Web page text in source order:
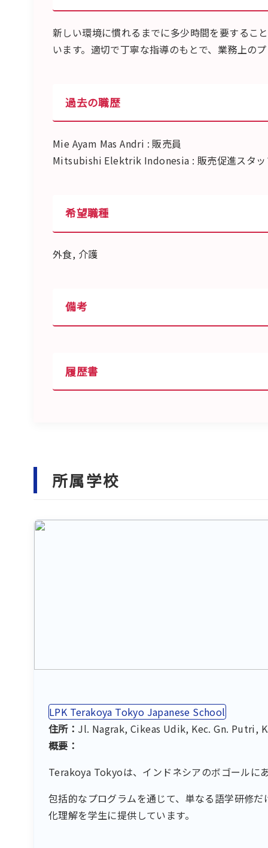
新しい環境に慣れるまでに多少時間を要するこ
います。適切で丁寧な指導のもとで、業務上の
過去の職歴
Mie Ayam Mas Andri : 販売員
Mitsubishi Elektrik Indonesia : 販売促進スタッ
希望職種
外食, 介護
備考
履歴書
所属学校
LPK Terakoya Tokyo Japanese School
住所： Jl. Nagrak, Cikeas Udik, Kec. Gn. Putri,
概要：
Terakoya Tokyoは、インドネシアのボゴールに
包括的なプログラムを通じて、単なる語学研修
化理解を学生に提供しています。